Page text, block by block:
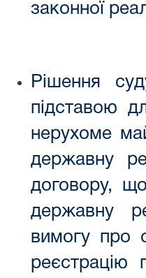
законної
Рішення
підставою
нерухоме
державну
договору,
державну
вимогу про
реєстрацію